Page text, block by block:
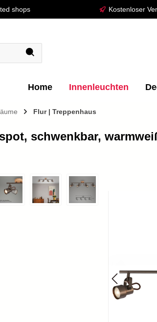
springen
shops Kostenloser
Home Innenleuchten
Flur | Treppenhaus
schwenkbar,